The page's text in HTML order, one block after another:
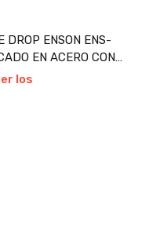
DROP ENSON ENS-
EN ACERO CON
los